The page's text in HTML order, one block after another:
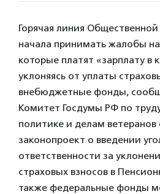
Горячая линия
начала принимать жалобы
которые платят «зарплату в
уклоняясь от уплаты
внебюджетные фонды,
Комитет Госдумы РФ по
политике и делам
законопроект о введении
ответственности за
страховых взносов в
также федеральные фонды